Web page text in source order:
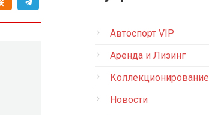
Автоспорт VIP
Аренда и Лизинг
Коллекционирование
Новости